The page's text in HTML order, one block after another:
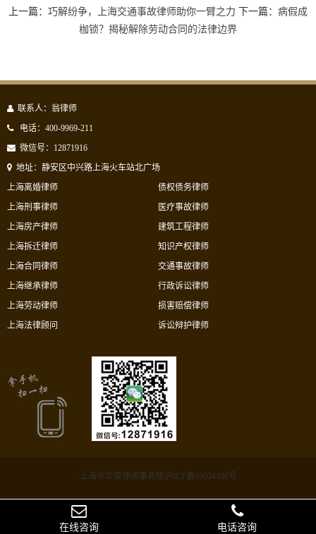
上一篇： 巧解纷争，上海交通事故律师助你一臂之力 下一篇： 病假成
枷锁？揭秘解除劳动合同的法律边界
联系人：翁律师
电话：400-9969-211
微信号：12871916
地址：静安区中兴路上海火车站北广场
上海离婚律师
上海刑事律师
上海房产律师
上海拆迁律师
债权债务律师
医疗事故律师
建筑工程律师
知识产权律师
上海合同律师
上海继承律师
上海劳动律师
上海法律顾问
交通事故律师
行政诉讼律师
损害赔偿律师
诉讼辩护律师
上海市华荣律师事务所沪ICP备05034106号
在线咨询 电话咨询